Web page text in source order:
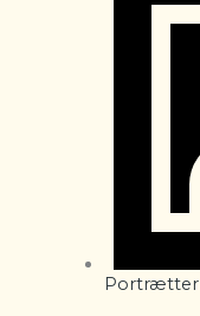
Portrætter